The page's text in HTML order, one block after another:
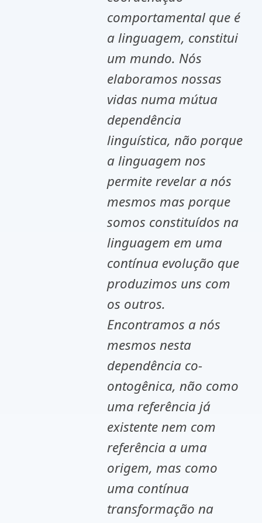
comportamental que é
a linguagem, constitui
um mundo. Nós
elaboramos nossas
vidas numa mútua
dependência
linguística, não porque
a linguagem nos
permite revelar a nós
mesmos mas porque
somos constituídos na
linguagem em uma
contínua evolução que
produzimos uns com
os outros.
Encontramos a nós
mesmos nesta
dependência co-
ontogênica, não como
uma referência já
existente nem com
referência a uma
origem, mas como
uma contínua
transformação na